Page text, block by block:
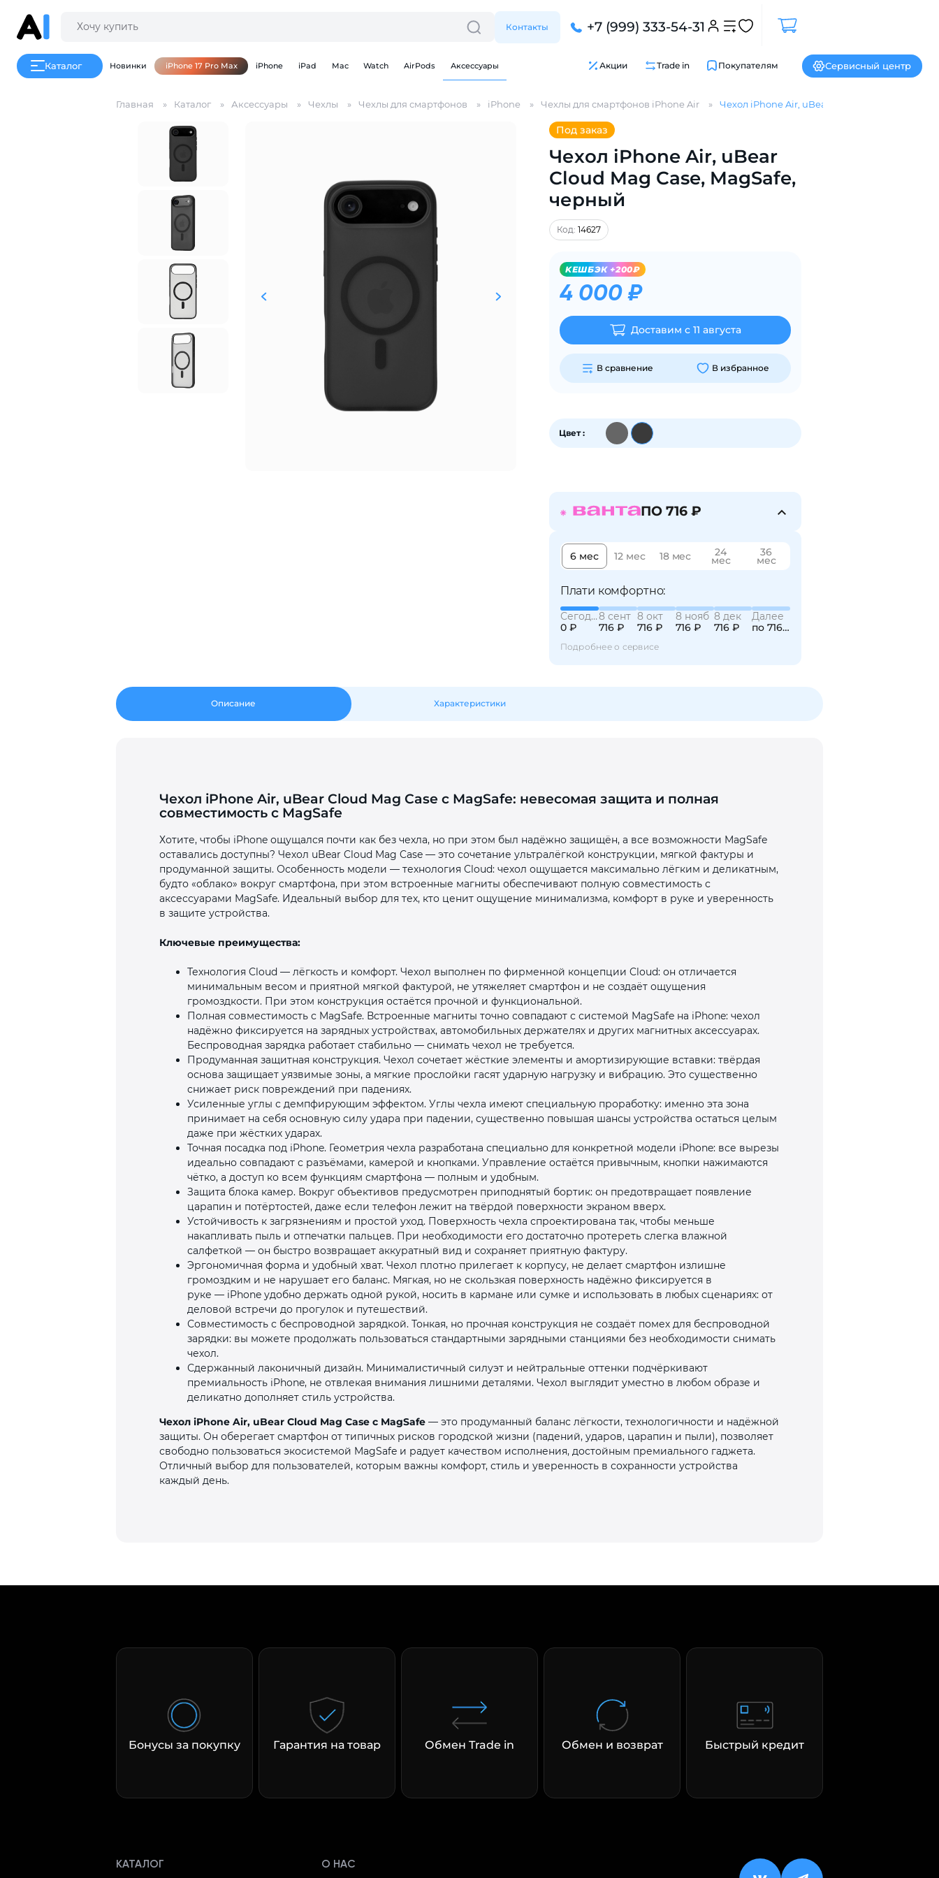
Контакты +7 (999) 333-54-31
Каталог Новинки iPhone 17 Pro Max iPhone iPad Mac Watch AirPods Аксессуары Акции Trade in Покупателям Сервисный центр
Главная Каталог Аксессуары Чехлы Чехлы для смартфонов iPhone Чехлы для смартфонов iPhone Air Чехол iPhone Air, uBear Cloud Mag Case,
Под заказ
Чехол iPhone Air, uBear
Cloud Mag Case, MagSafe,
черный
Код: 14627
KЕШБЭК +200₽
4 000 ₽
Доставим с 11 августа
В сравнение В избранное
Цвет :
ПО 716 ₽
6 мес 12 мес 18 мес 24
мес
36
мес
Плати комфортно:
Сегодня
0 ₽
8 сент
716 ₽
8 окт
716 ₽
8 нояб
716 ₽
8 дек
716 ₽
Далее
по 716 ₽
Подробнее о сервисе
Описание Характеристики
Чехол iPhone Air, uBear Cloud Mag Case с MagSafe: невесомая защита и полная
совместимость с MagSafe
Хотите, чтобы iPhone ощущался почти как без чехла, но при этом был надёжно защищён, а все возможности MagSafe
оставались доступны? Чехол uBear Cloud Mag Case — это сочетание ультралёгкой конструкции, мягкой фактуры и
продуманной защиты. Особенность модели — технология Cloud: чехол ощущается максимально лёгким и деликатным,
будто «облако» вокруг смартфона, при этом встроенные магниты обеспечивают полную совместимость с
аксессуарами MagSafe. Идеальный выбор для тех, кто ценит ощущение минимализма, комфорт в руке и уверенность
в защите устройства.
Ключевые преимущества:
Технология Cloud — лёгкость и комфорт. Чехол выполнен по фирменной концепции Cloud: он отличается
минимальным весом и приятной мягкой фактурой, не утяжеляет смартфон и не создаёт ощущения
громоздкости. При этом конструкция остаётся прочной и функциональной.
Полная совместимость с MagSafe. Встроенные магниты точно совпадают с системой MagSafe на iPhone: чехол
надёжно фиксируется на зарядных устройствах, автомобильных держателях и других магнитных аксессуарах.
Беспроводная зарядка работает стабильно — снимать чехол не требуется.
Продуманная защитная конструкция. Чехол сочетает жёсткие элементы и амортизирующие вставки: твёрдая
основа защищает уязвимые зоны, а мягкие прослойки гасят ударную нагрузку и вибрацию. Это существенно
снижает риск повреждений при падениях.
Усиленные углы с демпфирующим эффектом. Углы чехла имеют специальную проработку: именно эта зона
принимает на себя основную силу удара при падении, существенно повышая шансы устройства остаться целым
даже при жёстких ударах.
Точная посадка под iPhone. Геометрия чехла разработана специально для конкретной модели iPhone: все вырезы
идеально совпадают с разъёмами, камерой и кнопками. Управление остаётся привычным, кнопки нажимаются
чётко, а доступ ко всем функциям смартфона — полным и удобным.
Защита блока камер. Вокруг объективов предусмотрен приподнятый бортик: он предотвращает появление
царапин и потёртостей, даже если телефон лежит на твёрдой поверхности экраном вверх.
Устойчивость к загрязнениям и простой уход. Поверхность чехла спроектирована так, чтобы меньше
накапливать пыль и отпечатки пальцев. При необходимости его достаточно протереть слегка влажной
салфеткой — он быстро возвращает аккуратный вид и сохраняет приятную фактуру.
Эргономичная форма и удобный хват. Чехол плотно прилегает к корпусу, не делает смартфон излишне
громоздким и не нарушает его баланс. Мягкая, но не скользкая поверхность надёжно фиксируется в
руке — iPhone удобно держать одной рукой, носить в кармане или сумке и использовать в любых сценариях: от
деловой встречи до прогулок и путешествий.
Совместимость с беспроводной зарядкой. Тонкая, но прочная конструкция не создаёт помех для беспроводной
зарядки: вы можете продолжать пользоваться стандартными зарядными станциями без необходимости снимать
чехол.
Сдержанный лаконичный дизайн. Минималистичный силуэт и нейтральные оттенки подчёркивают
премиальность iPhone, не отвлекая внимания лишними деталями. Чехол выглядит уместно в любом образе и
деликатно дополняет стиль устройства.
Чехол iPhone Air, uBear Cloud Mag Case с MagSafe — это продуманный баланс лёгкости, технологичности и надёжной
защиты. Он оберегает смартфон от типичных рисков городской жизни (падений, ударов, царапин и пыли), позволяет
свободно пользоваться экосистемой MagSafe и радует качеством исполнения, достойным премиального гаджета.
Отличный выбор для пользователей, которым важны комфорт, стиль и уверенность в сохранности устройства
каждый день.
Бонусы за покупку Гарантия на товар Обмен Trade in Обмен и возврат Быстрый кредит
КАТАЛОГ О НАС
Для клиентов всех банков
Разбейтеоплату
на части
без переплат
График платежей
25
раз в 2
недели
раз в 2 недели
Остались вопросы?
8 800 302-02-51
plait.ru